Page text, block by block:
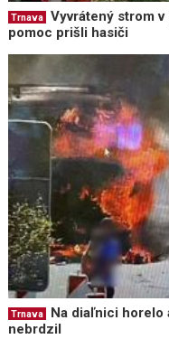
Trnava
Vyvrátený strom
pomoc prišli hasiči
Trnava
Na diaľnici horelo
nebrdzil